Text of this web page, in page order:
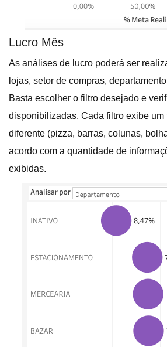
Lucro Mês
As análises de lucro poderá ser
lojas, setor de compras,
Basta escolher o filtro desejado e
disponibilizadas. Cada filtro exibe um
diferente (pizza, barras, colunas,
acordo com a quantidade de
exibidas.